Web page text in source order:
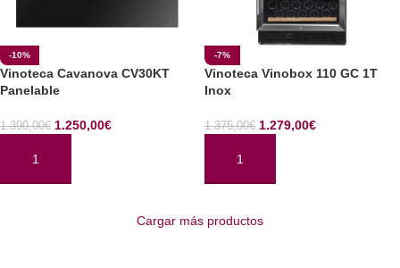
-10%
Vinoteca Cavanova CV30KT
Panelable
1.390,00€ 1.250,00€
AÑADIR AL CARRITO
-7%
Vinoteca Vinobox 110 GC 1T
Inox
1.375,00€ 1.279,00€
AÑADIR AL CARRITO
Cargar más productos